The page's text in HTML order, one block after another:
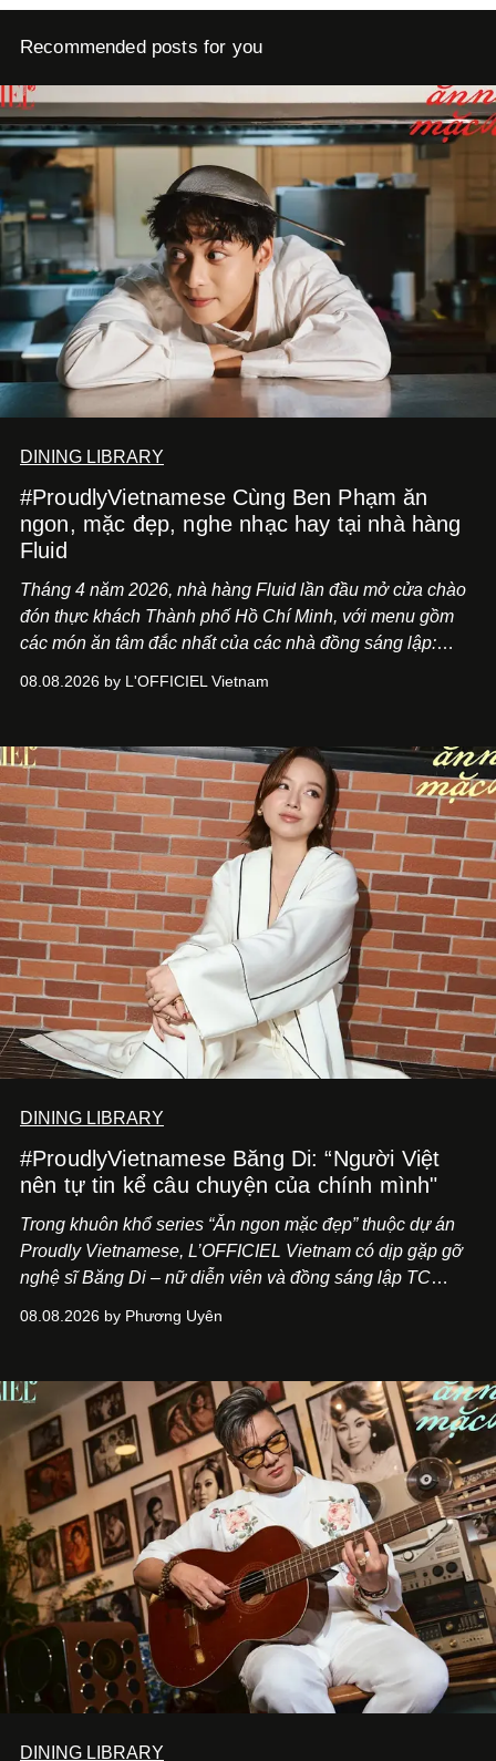
Recommended posts for you
DINING LIBRARY
#ProudlyVietnamese Cùng Ben Phạm ăn
ngon, mặc đẹp, nghe nhạc hay tại nhà hàng
Fluid
Tháng 4 năm 2026, nhà hàng Fluid lần đầu mở cửa chào
đón thực khách Thành phố Hồ Chí Minh, với menu gồm
các món ăn tâm đắc nhất của các nhà đồng sáng lập:
món ăn đa dạng từ Á đến Âu nhanh chóng được yêu thích
mang đến niềm vui cho thực khách.
08.08.2026 by L'OFFICIEL Vietnam
DINING LIBRARY
#ProudlyVietnamese Băng Di: “Người Việt
nên tự tin kể câu chuyện của chính mình"
Trong khuôn khổ series “Ăn ngon mặc đẹp” thuộc dự án
Proudly Vietnamese, L’OFFICIEL Vietnam có dịp gặp gỡ
nghệ sĩ Băng Di – nữ diễn viên và đồng sáng lập TC
Kitchen Bar và SALEM tại TP.HCM.
08.08.2026 by Phương Uyên
DINING LIBRARY